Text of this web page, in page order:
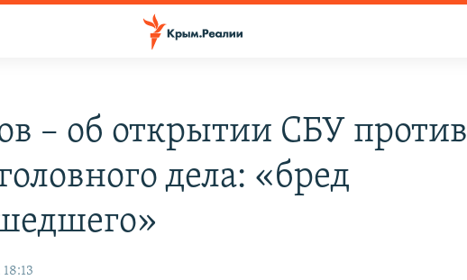
– об открытии СБУ против
дела: «бред